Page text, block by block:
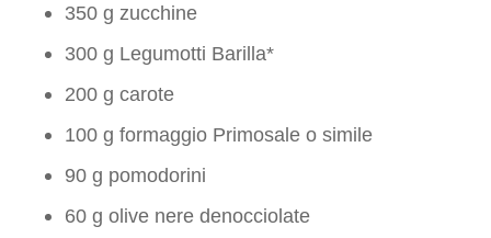
350 g zucchine
300 g Legumotti Barilla*
200 g carote
100 g formaggio Primosale o simile
90 g pomodorini
60 g olive nere denocciolate